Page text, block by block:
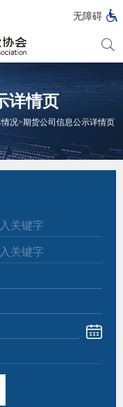
无障碍
行政法
自律规
团体标
详情页
况>期货公司信息公示详情页